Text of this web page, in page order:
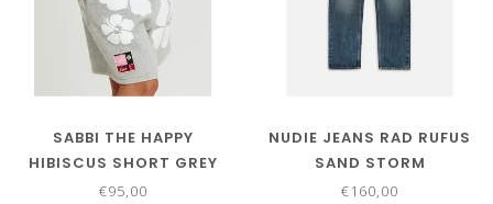
SABBI THE HAPPY
HIBISCUS SHORT GREY
€95,00
NUDIE JEANS RAD RUFUS
SAND STORM
€160,00